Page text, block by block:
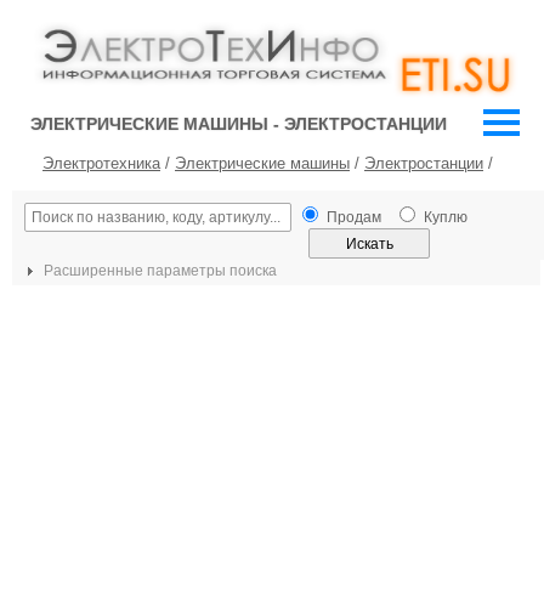
ЭЛЕКТРИЧЕСКИЕ МАШИНЫ - ЭЛЕКТРОСТАНЦИИ
Электротехника/ Электрические машины / Электростанции /
Продам Куплю
Расширенные параметры поиска